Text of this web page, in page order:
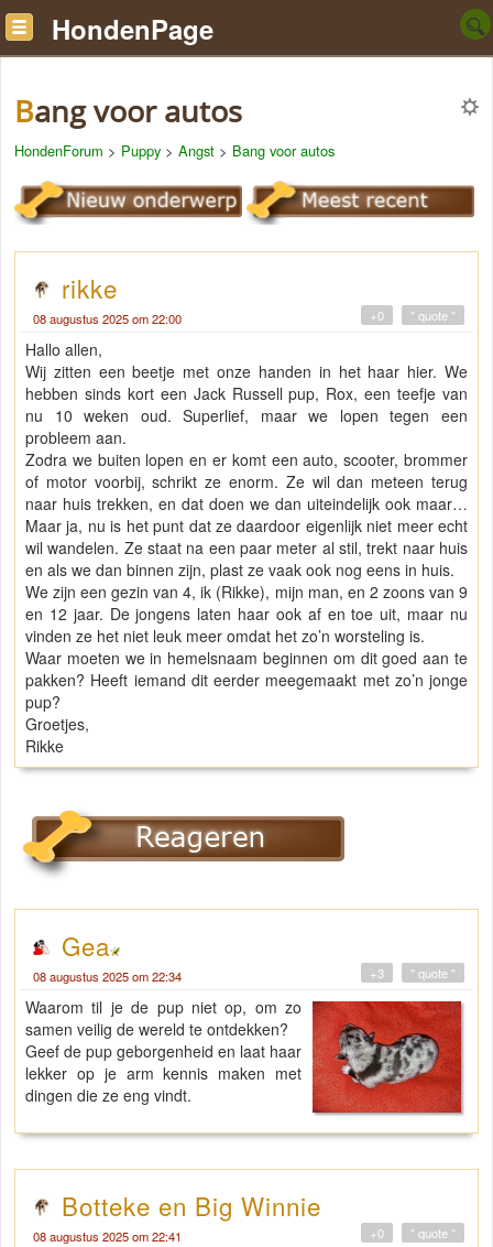
HondenPage
Bang voor autos
HondenForum > Puppy > Angst > Bang voor autos
rikke
08 augustus 2025 om 22:00 " quote "
+0
Hallo allen,
Wij zitten een beetje met onze handen in het haar hier. We
hebben sinds kort een Jack Russell pup, Rox, een teefje van
nu 10 weken oud. Superlief, maar we lopen tegen een
probleem aan.
Zodra we buiten lopen en er komt een auto, scooter, brommer
of motor voorbij, schrikt ze enorm. Ze wil dan meteen terug
naar huis trekken, en dat doen we dan uiteindelijk ook maar…
Maar ja, nu is het punt dat ze daardoor eigenlijk niet meer echt
wil wandelen. Ze staat na een paar meter al stil, trekt naar huis
en als we dan binnen zijn, plast ze vaak ook nog eens in huis.
We zijn een gezin van 4, ik (Rikke), mijn man, en 2 zoons van 9
en 12 jaar. De jongens laten haar ook af en toe uit, maar nu
vinden ze het niet leuk meer omdat het zo’n worsteling is.
Waar moeten we in hemelsnaam beginnen om dit goed aan te
pakken? Heeft iemand dit eerder meegemaakt met zo’n jonge
pup?
Groetjes,
Rikke
Gea
08 augustus 2025 om 22:34 " quote "
+3
Waarom til je de pup niet op, om zo
samen veilig de wereld te ontdekken?
Geef de pup geborgenheid en laat haar
lekker op je arm kennis maken met
dingen die ze eng vindt.
Botteke en Big Winnie
08 augustus 2025 om 22:41 " quote "
+0